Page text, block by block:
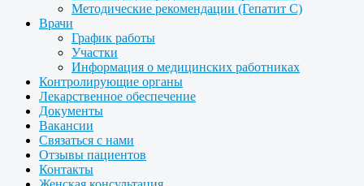
Методические рекомендации (Гепатит С)
Врачи
График работы
Участки
Информация о медицинских работниках
Контролирующие органы
Лекарственное обеспечение
Документы
Вакансии
Связаться с нами
Отзывы пациентов
Контакты